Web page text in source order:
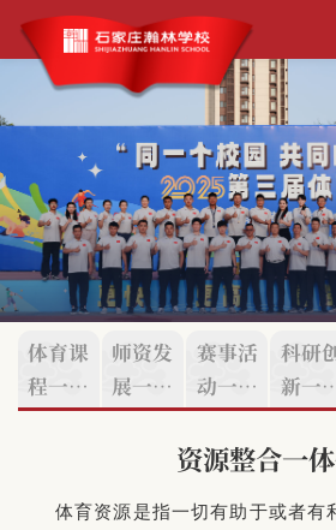
体育课
程一体
化
师资发
展一体
化
赛事活
动一体
化
科研
新一
化
资源整合一
体育资源是指一切有助于或者有